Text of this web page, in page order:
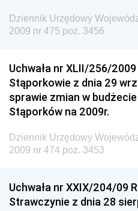
Wewnętrznego
Dziennik Urzędowy
Dziennik Urzędowy
Krajowych i Autostrad
Dziennik Urzędowy
Dziennik Urzędowy
Dziennik Urzędowy
Dziennik Urzędowy
2009 nr 475 poz. 3456
Uchwała nr XLII/256/
Stąporkowie z dnia 29
sprawie zmian w
Stąporków na 2009r.
Dziennik Urzędowy
2009 nr 474 poz. 3453
Uchwała nr XXIX/204/09
Strawczynie z dnia 28